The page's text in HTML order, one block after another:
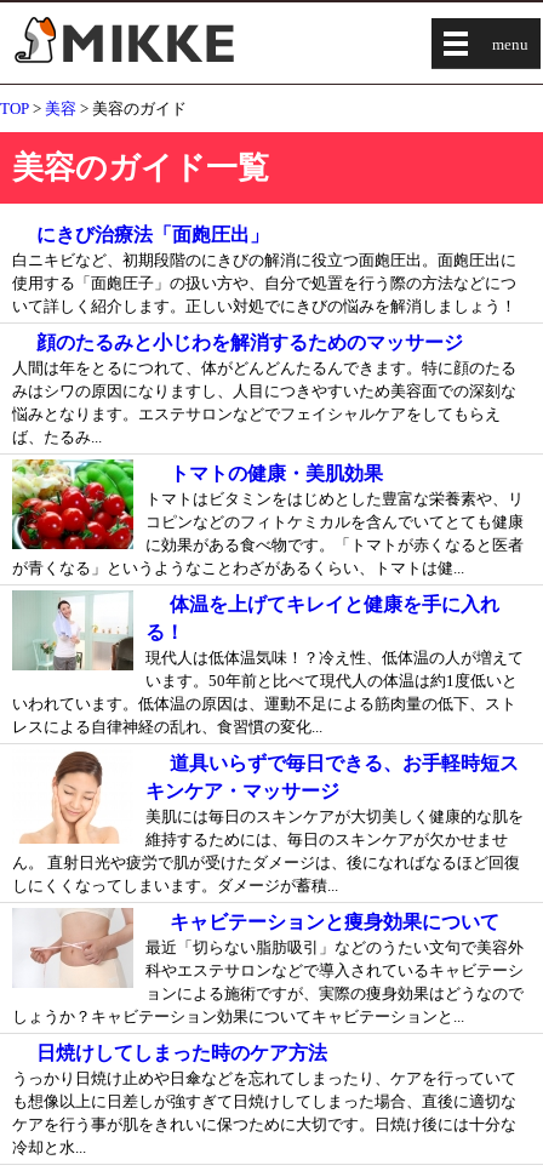
menu
TOP > 美容 > 美容のガイド
美容のガイド一覧
にきび治療法「面皰圧出」
白ニキビなど、初期段階のにきびの解消に役立つ面皰圧出。面皰圧出に
使用する「面皰圧子」の扱い方や、自分で処置を行う際の方法などにつ
いて詳しく紹介します。正しい対処でにきびの悩みを解消しましょう！
顔のたるみと小じわを解消するためのマッサージ
人間は年をとるにつれて、体がどんどんたるんできます。特に顔のたる
みはシワの原因になりますし、人目につきやすいため美容面での深刻な
悩みとなります。エステサロンなどでフェイシャルケアをしてもらえ
ば、たるみ...
トマトの健康・美肌効果
トマトはビタミンをはじめとした豊富な栄養素や、リ
コピンなどのフィトケミカルを含んでいてとても健康
に効果がある食べ物です。「トマトが赤くなると医者
が青くなる」というようなことわざがあるくらい、トマトは健...
体温を上げてキレイと健康を手に入れ
る！
現代人は低体温気味！？冷え性、低体温の人が増えて
います。50年前と比べて現代人の体温は約1度低いと
いわれています。低体温の原因は、運動不足による筋肉量の低下、スト
レスによる自律神経の乱れ、食習慣の変化...
道具いらずで毎日できる、お手軽時短ス
キンケア・マッサージ
美肌には毎日のスキンケアが大切美しく健康的な肌を
維持するためには、毎日のスキンケアが欠かせませ
ん。 直射日光や疲労で肌が受けたダメージは、後になればなるほど回復
しにくくなってしまいます。ダメージが蓄積...
キャビテーションと痩身効果について
最近「切らない脂肪吸引」などのうたい文句で美容外
科やエステサロンなどで導入されているキャビテーシ
ョンによる施術ですが、実際の痩身効果はどうなので
しょうか？キャビテーション効果についてキャビテーションと...
日焼けしてしまった時のケア方法
うっかり日焼け止めや日傘などを忘れてしまったり、ケアを行っていて
も想像以上に日差しが強すぎて日焼けしてしまった場合、直後に適切な
ケアを行う事が肌をきれいに保つために大切です。日焼け後には十分な
冷却と水...